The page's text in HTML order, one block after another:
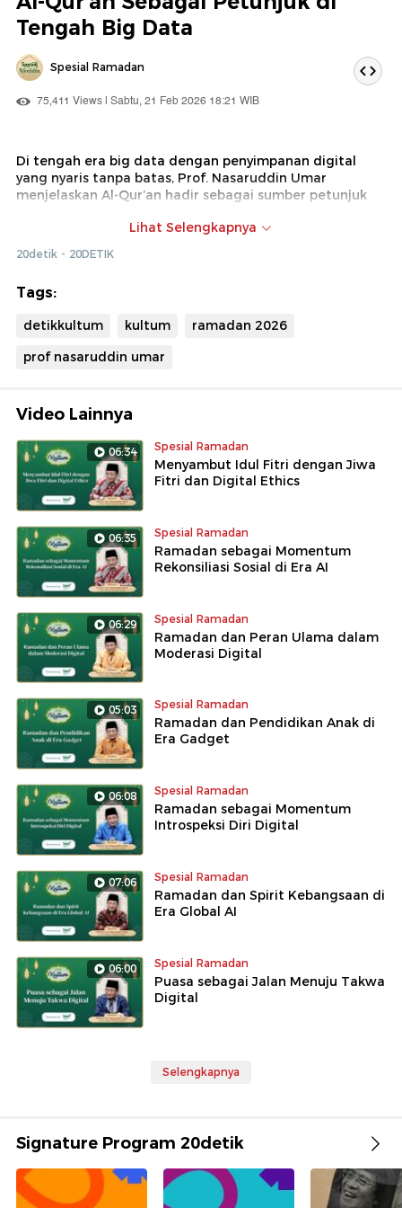
Tengah Big Data
Spesial Ramadan
75,411 Views | Sabtu, 21 Feb 2026 18:21 WIB
Di tengah era big data dengan penyimpanan digital
yang nyaris tanpa batas, Prof. Nasaruddin Umar
menjelaskan Al-Qur’an hadir sebagai sumber petunjuk
Umar mengatakan Al-Qur’an sebagai pedoman hidup
manusia dalam berbagai ayatnya telah mengantisipasi
perkembangan pengetahuan, peradaban manusia
maksud dari pernyataan tersebut di video kultum
Lihat Selengkapnya
20detik - 20DETIK
Tags:
detikkultum kultum
ramadan 2026
prof nasaruddin umar
Video Lainnya
06:34 Spesial Ramadan
Menyambut Idul Fitri dengan Jiwa
Fitri dan Digital Ethics
06:35 Spesial Ramadan
Ramadan sebagai Momentum
Rekonsiliasi Sosial di Era AI
06:29 Spesial Ramadan
Ramadan dan Peran Ulama dalam
Moderasi Digital
05:03 Spesial Ramadan
Ramadan dan Pendidikan Anak di
Era Gadget
06:08 Spesial Ramadan
Ramadan sebagai Momentum
Introspeksi Diri Digital
07:06 Spesial Ramadan
Ramadan dan Spirit Kebangsaan di
Era Global AI
06:00 Spesial Ramadan
Puasa sebagai Jalan Menuju Takwa
Digital
Selengkapnya
Signature Program 20detik